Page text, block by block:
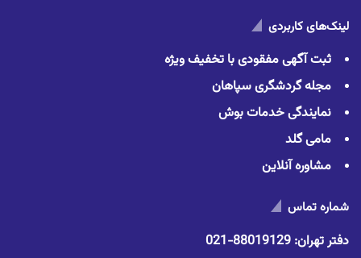
لینک‌های کاربردی
ثبت آگهی مفقودی با تخفیف ویژه
مجله گردشگری سپاهان
نمایندگی خدمات بوش
مامی گلد
مشاوره آنلاین
شماره تماس
دفتر تهران: 88019129-021